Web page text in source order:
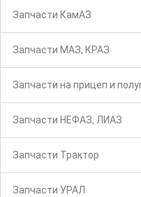
Запчасти КамАЗ
Запчасти МАЗ, КРАЗ
Запчасти на прицеп и
Запчасти НЕФАЗ, ЛИАЗ
Запчасти Трактор
Запчасти УРАЛ